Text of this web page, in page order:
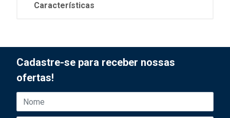
Características
Cadastre-se para receber nossas
ofertas!